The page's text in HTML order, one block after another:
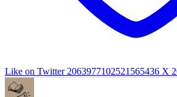
Like on Twitter 2063977102521565436 X